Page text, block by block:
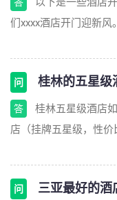
们xxxx酒店开门迎新
问 桂林的五星级
答
桂林五星级酒店
店（挂牌五星级，性
问 三亚最好的酒